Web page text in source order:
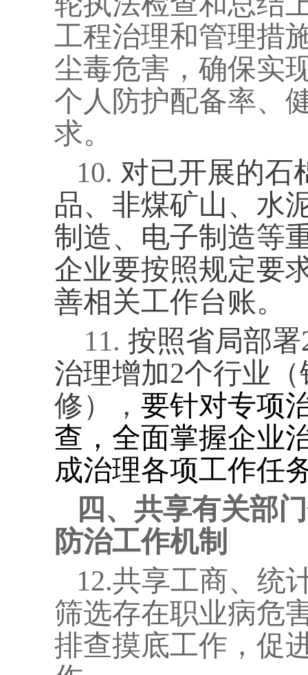
工程治理和管理措
尘毒危害，确保实
个人防护配备率、
求。
10. 对已开展的石
品、非煤矿山、水
制造、电子制造等
企业要按照规定要
善相关工作台账。
11. 按照省局部署
治理增加2个行业
修）， 要针对专项
查，全面掌握企业
成治理各项工作任
四、共享有关部
防治工作机制
12.共享工商、统
筛选存在职业病危
排查摸底工作，促